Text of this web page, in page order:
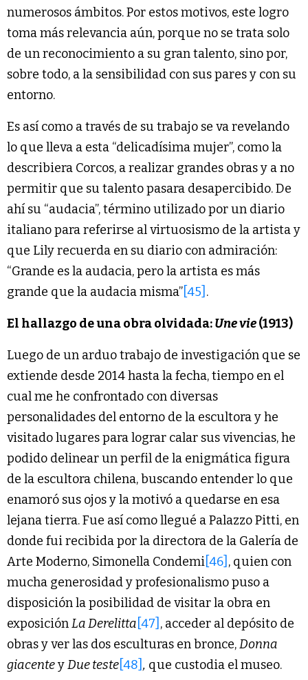
numerosos ámbitos. Por estos motivos, este logro
toma más relevancia aún, porque no se trata solo
de un reconocimiento a su gran talento, sino por,
sobre todo, a la sensibilidad con sus pares y con su
entorno.
Es así como a través de su trabajo se va revelando
lo que lleva a esta “delicadísima mujer”, como la
describiera Corcos, a realizar grandes obras y a no
permitir que su talento pasara desapercibido. De
ahí su “audacia”, término utilizado por un diario
italiano para referirse al virtuosismo de la artista y
que Lily recuerda en su diario con admiración:
“Grande es la audacia, pero la artista es más
grande que la audacia misma” [45] .
El hallazgo de una obra olvidada:Une vie(1913)
Luego de un arduo trabajo de investigación que se
extiende desde 2014 hasta la fecha, tiempo en el
cual me he confrontado con diversas
personalidades del entorno de la escultora y he
visitado lugares para lograr calar sus vivencias, he
podido delinear un perfil de la enigmática figura
de la escultora chilena, buscando entender lo que
enamoró sus ojos y la motivó a quedarse en esa
lejana tierra. Fue así como llegué a Palazzo Pitti, en
donde fui recibida por la directora de la Galería de
Arte Moderno, Simonella Condemi [46] , quien con
mucha generosidad y profesionalismo puso a
disposición la posibilidad de visitar la obra en
exposiciónLa Derelitta [47] , acceder al depósito de
obras y ver las dos esculturas en bronce,Donna
giacenteyDue teste [48] , que custodia el museo.